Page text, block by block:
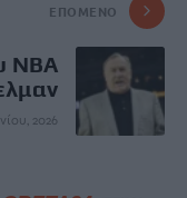
ΕΠΌΜΕΝΟ
ΝΒΑ
2026